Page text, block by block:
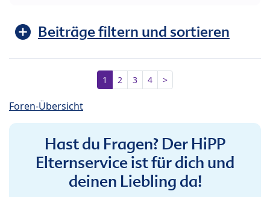
Beiträge filtern und sortieren
1 2 3 4 >
Foren-Übersicht
Hast du Fragen? Der HiPP
Elternservice ist für dich und
deinen Liebling da!